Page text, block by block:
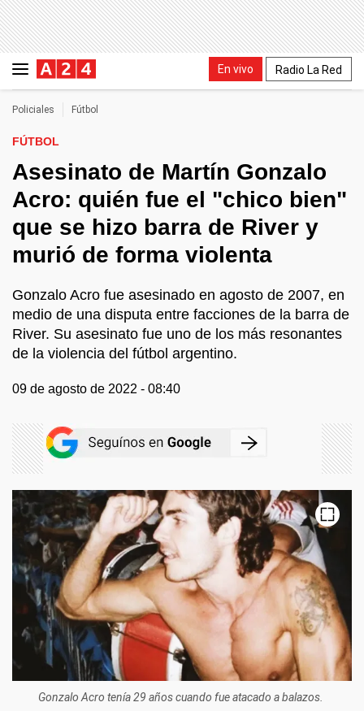
En vivo Radio La Red
Policiales Fútbol
FÚTBOL
Asesinato de Martín Gonzalo
Acro: quién fue el "chico bien"
que se hizo barra de River y
murió de forma violenta
Gonzalo Acro fue asesinado en agosto de 2007, en
medio de una disputa entre facciones de la barra de
River. Su asesinato fue uno de los más resonantes
de la violencia del fútbol argentino.
09 de agosto de 2022 - 08:40
Gonzalo Acro tenía 29 años cuando fue atacado a balazos.